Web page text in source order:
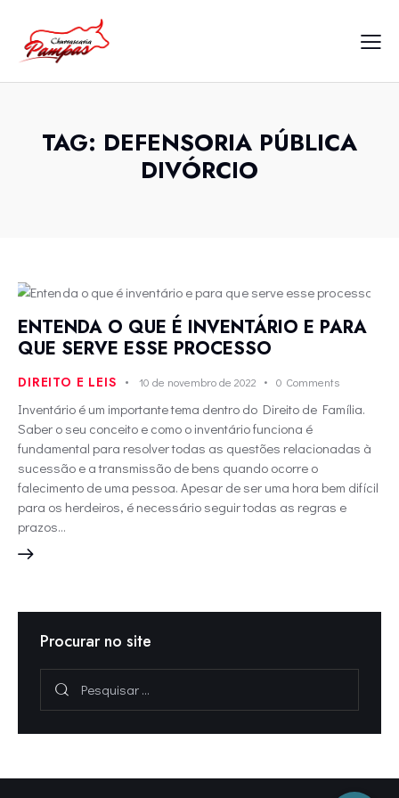
TAG: DEFENSORIA PÚBLICA
DIVÓRCIO
ENTENDA O QUE É INVENTÁRIO E PARA
QUE SERVE ESSE PROCESSO
DIREITO E LEIS 10 de novembro de 2022 0 Comments
Inventário é um importante tema dentro do Direito de Família.
Saber o seu conceito e como o inventário funciona é
fundamental para resolver todas as questões relacionadas à
sucessão e a transmissão de bens quando ocorre o
falecimento de uma pessoa. Apesar de ser uma hora bem difícil
para os herdeiros, é necessário seguir todas as regras e
prazos…
Procurar no site
por: